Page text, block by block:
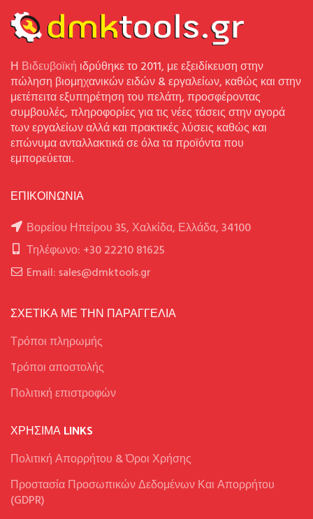
Η Βιδευβοϊκή ιδρύθηκε το 2011, με εξειδίκευση στην
πώληση βιομηχανικών ειδών & εργαλείων, καθώς και στην
μετέπειτα εξυπηρέτηση του πελάτη, προσφέροντας
συμβουλές, πληροφορίες για τις νέες τάσεις στην αγορά
των εργαλείων αλλά και πρακτικές λύσεις καθώς και
επώνυμα ανταλλακτικά σε όλα τα προϊόντα που
εμπορεύεται.
ΕΠΙΚΟΙΝΩΝΙΑ
Βορείου Ηπείρου 35, Χαλκίδα, Ελλάδα, 34100
Τηλέφωνο: +30 22210 81625
Email: sales@dmktools.gr
ΣΧΕΤΙΚΑ ΜΕ ΤΗΝ ΠΑΡΑΓΓΕΛΙΑ
Τρόποι πληρωμής
Tρόποι αποστολής
Πολιτική επιστροφών
ΧΡΉΣΙΜΑ LINKS
Πολιτική Απορρήτου & Όροι Χρήσης
Προστασία Προσωπικών Δεδομένων Και Απορρήτου
(GDPR)